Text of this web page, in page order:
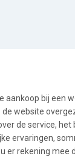
aankoop bij een
website
de service, het
ervaringen,
er rekening